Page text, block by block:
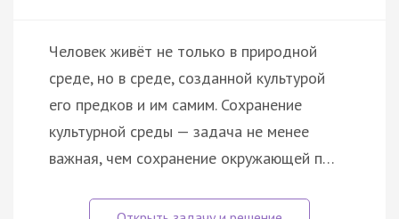
Человек живёт не только в природной
среде, но в среде, созданной культурой
его предков и им самим. Сохранение
культурной среды — задача не менее
важная, чем сохранение окружающей п…